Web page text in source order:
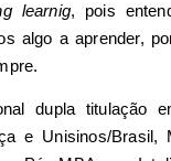
learnig, pois
algo a aprender,
dupla titulação
e Unisinos/Brasil,